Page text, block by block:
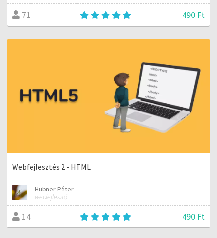
71 490 Ft
Webfejlesztés 2 - HTML
Hübner Péter
webfejlesztő
14 490 Ft